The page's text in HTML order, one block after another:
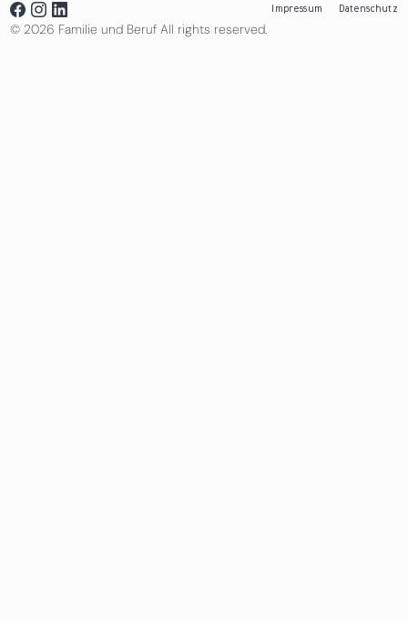
Impressum
Datenschutz
© 2026 Familie und Beruf All rights reserved.